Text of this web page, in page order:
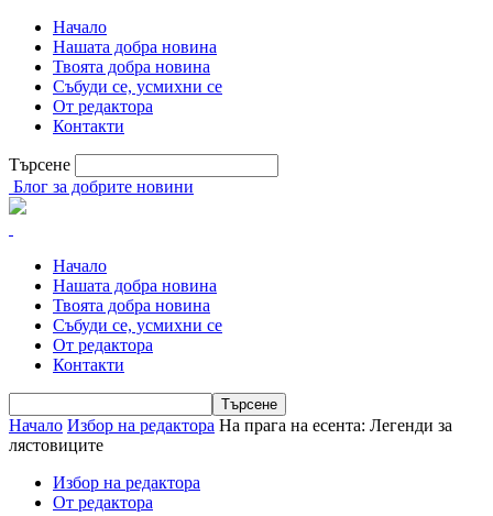
Начало
Нашата добра новина
Твоята добра новина
Събуди се, усмихни се
От редактора
Контакти
Търсене
Блог за добрите новини
Начало
Нашата добра новина
Твоята добра новина
Събуди се, усмихни се
От редактора
Контакти
Начало Избор на редактора На прага на есента: Легенди за
лястовиците
Избор на редактора
От редактора